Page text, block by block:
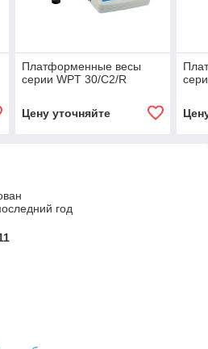
Платформенные весы
серии WPT 30/C2/R
Цену уточняйте
год